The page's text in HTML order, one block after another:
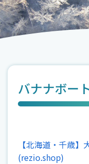
バナナボー
【北海道・千歳
(rezio.shop)